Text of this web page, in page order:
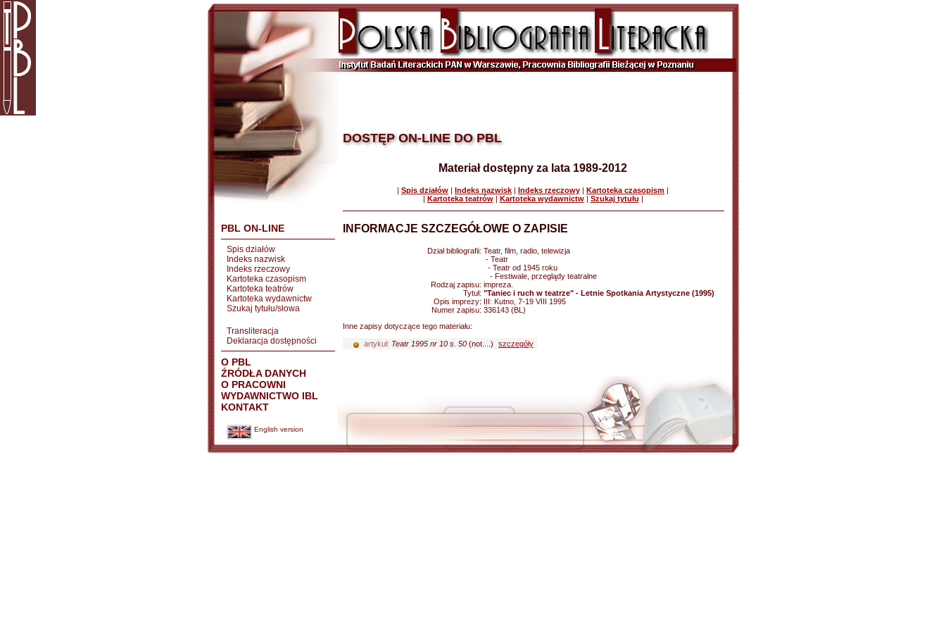
PBL ON-LINE
Spis działów
Indeks nazwisk
Indeks rzeczowy
Kartoteka czasopism
Kartoteka teatrów
Kartoteka wydawnictw
Szukaj tytułu/słowa
Transliteracja
Deklaracja dostępności
O PBL
ŹRÓDŁA DANYCH
O PRACOWNI
WYDAWNICTWO IBL
KONTAKT
English version
DOSTĘP ON-LINE DO PBL
Materiał dostępny za lata 1989-2012
| Spis działów | Indeks nazwisk | Indeks rzeczowy | Kartoteka czasopism |
| Kartoteka teatrów| Kartoteka wydawnictw| Szukaj tytułu |
INFORMACJE SZCZEGÓŁOWE O ZAPISIE
Dział bibliografii: Teatr, film, radio, telewizja
- Teatr
- Teatr od 1945 roku
- Festiwale, przeglądy teatralne
Rodzaj zapisu: impreza.
Tytuł: "Taniec i ruch w teatrze" - Letnie Spotkania Artystyczne (1995)
Opis imprezy: III: Kutno, 7-19 VIII 1995
Numer zapisu: 336143 (BL)
Inne zapisy dotyczące tego materiału:
artykuł: Teatr 1995 nr 10 s. 50 (not....) szczegóły